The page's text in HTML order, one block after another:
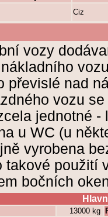
Ciz
vozy
převislé nad
vozu
jednotné
u WC (u
vyrobena
takové použití
bočních
13000 kg